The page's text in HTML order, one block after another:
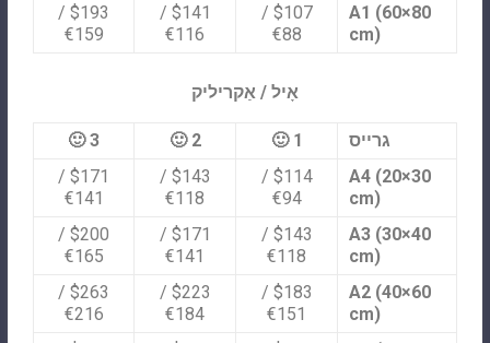
A1 (60×80
cm)
$107 /
€88
$141 /
€116
$193 /
€159
אָיל / אַקריליק
גרייס 1 🙂
2 🙂
3 🙂
A4 (20×30
cm)
$114 /
€94
$143 /
€118
$171 /
€141
A3 (30×40
cm)
$143 /
€118
$171 /
€141
$200 /
€165
A2 (40×60
cm)
$183 /
€151
$223 /
€184
$263 /
€216